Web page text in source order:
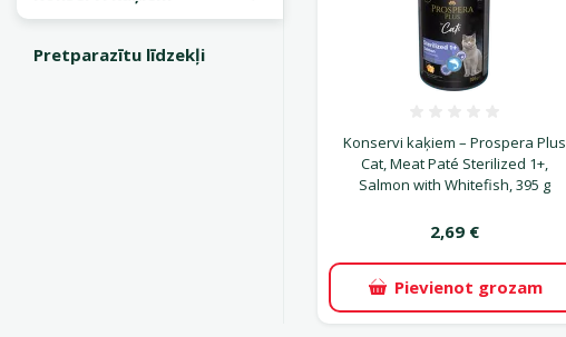
Pretparazītu līdzekļi
Konservi kaķiem – Prospera Plus
Cat, Meat Paté Sterilized 1+,
Salmon with Whitefish, 395 g
2,69 €
Pievienot grozam